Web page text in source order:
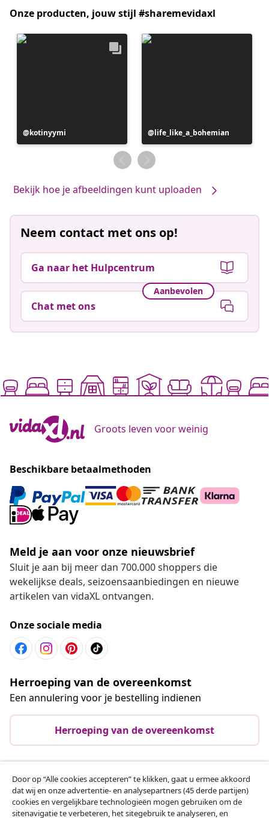
Onze producten, jouw stijl #sharemevidaxl
Bericht
gepubliceerd
kotinyymi
Bericht
gepubliceerd
door
life_like_a_bohemian
Bekijk hoe je afbeeldingen kunt uploaden
Neem contact met ons op!
Ga naar het Hulpcentrum
Aanbevolen
Chat met ons
Groots leven voor weinig
Beschikbare betaalmethoden
Meld je aan voor onze nieuwsbrief
Sluit je aan bij meer dan 700.000 shoppers die
wekelijkse deals, seizoensaanbiedingen en nieuwe
artikelen van vidaXL ontvangen.
Onze sociale media
Herroeping van de overeenkomst
Een annulering voor je bestelling indienen
Herroeping van de overeenkomst
Klantenservice
Door op “Alle cookies accepteren” te klikken, gaat u ermee akkoord
dat wij en onze advertentie- en analysepartners (45 derde partijen)
cookies en vergelijkbare technologieën mogen gebruiken om de
sitenavigatie te verbeteren, het sitegebruik te analyseren, en